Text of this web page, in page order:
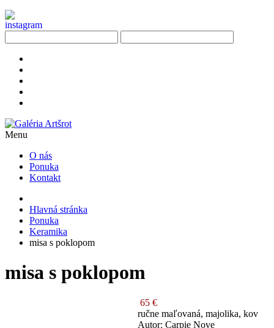
Menu
O nás
Ponuka
Kontakt
Hlavná stránka
Ponuka
Keramika
misa s poklopom
misa s poklopom
65 €
ručne maľovaná, majolika, kov
Autor: Carpie Nove